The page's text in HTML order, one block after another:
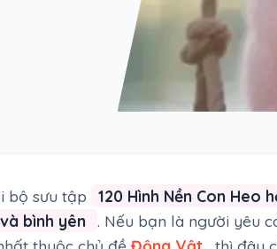
bộ sưu tập
120 Hình Nền Con Heo
bình yên . Nếu bạn là người yêu